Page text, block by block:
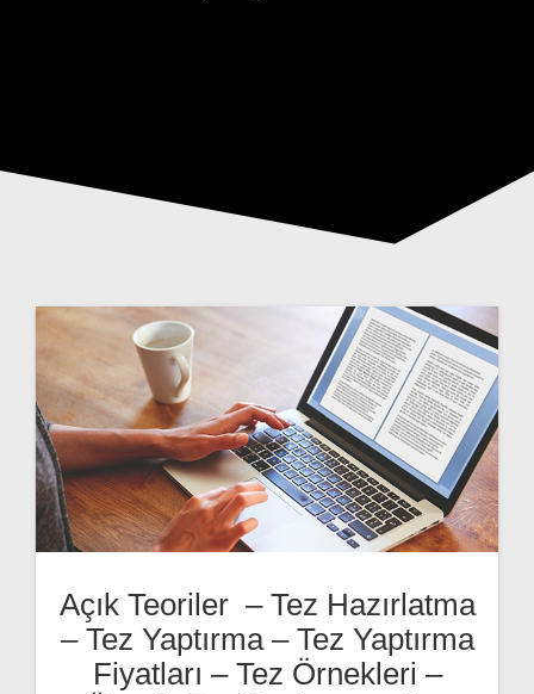
Açık Teoriler – Tez Hazırlatma
– Tez Yaptırma – Tez Yaptırma
Fiyatları – Tez Örnekleri –